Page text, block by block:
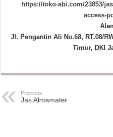
https://toko-abi.com/23853/
access-
Jl. Pengantin Ali No.68, RT.08/
Timur, DKI
Previous
Jas Almamater